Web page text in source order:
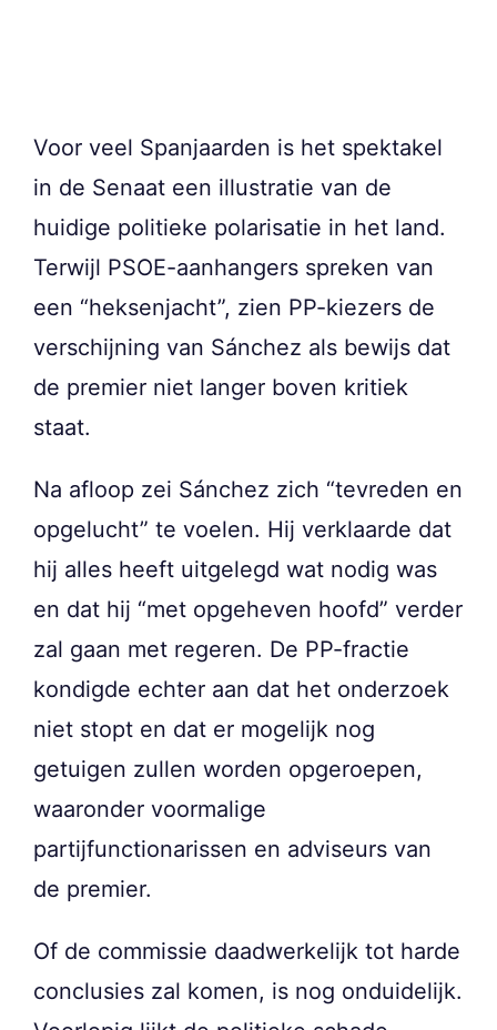
Voor veel Spanjaarden is het spektakel
in de Senaat een illustratie van de
huidige politieke polarisatie in het land.
Terwijl PSOE-aanhangers spreken van
een “heksenjacht”, zien PP-kiezers de
verschijning van Sánchez als bewijs dat
de premier niet langer boven kritiek
staat.
Na afloop zei Sánchez zich “tevreden en
opgelucht” te voelen. Hij verklaarde dat
hij alles heeft uitgelegd wat nodig was
en dat hij “met opgeheven hoofd” verder
zal gaan met regeren. De PP-fractie
kondigde echter aan dat het onderzoek
niet stopt en dat er mogelijk nog
getuigen zullen worden opgeroepen,
waaronder voormalige
partijfunctionarissen en adviseurs van
de premier.
Of de commissie daadwerkelijk tot harde
conclusies zal komen, is nog onduidelijk.